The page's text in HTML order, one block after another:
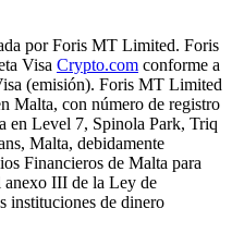
por Foris MT Limited. Foris
Visa Crypto.com conforme a
(emisión). Foris MT Limited
Malta, con número de registro
en Level 7, Spinola Park, Triq
Malta, debidamente
Financieros de Malta para
III de la Ley de
instituciones de dinero